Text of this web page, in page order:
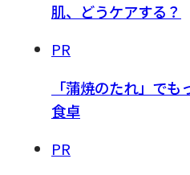
肌、どうケアする？
PR
「蒲焼のたれ」で
食卓
PR